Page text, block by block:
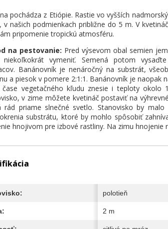
pochádza z Etiópie. Rastie vo vyšších
v našich podmienkach približne do 5 m. V
pripomenie tropickú atmosféru.
na pestovanie: Pred výsevom obal semien
niekoľkokrát vymeniť. Semená potom
Banánovník je nenáročný na substrát,
a piesok v pomere 2:1:1. Banánovník je
čase vegetačného kľudu znesie i teploty
v zime môžete kvetináč postaviť na
rád priame slnečné svetlo. Stanovisko by
substrátu, ktoré by mohlo spôsobiť
hnojivom pre izbové rastliny. Na zimu hnojenie
polotieň
2 m